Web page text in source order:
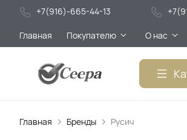
+7(916)-665-44-13
Главная Покупателю О нас
Главная Бренды Русич